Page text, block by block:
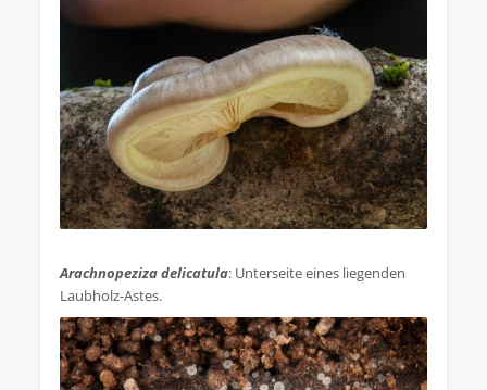
Arachnopeziza delicatula: Unterseite eines liegenden
Laubholz-Astes.